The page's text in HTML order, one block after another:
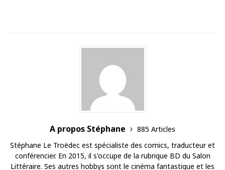
A propos Stéphane
885 Articles
Stéphane Le Troëdec est spécialiste des comics, traducteur et
conférencier. En 2015, il s'occupe de la rubrique BD du Salon
Littéraire. Ses autres hobbys sont le cinéma fantastique et les